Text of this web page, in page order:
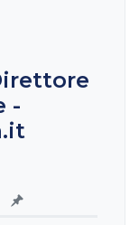
-